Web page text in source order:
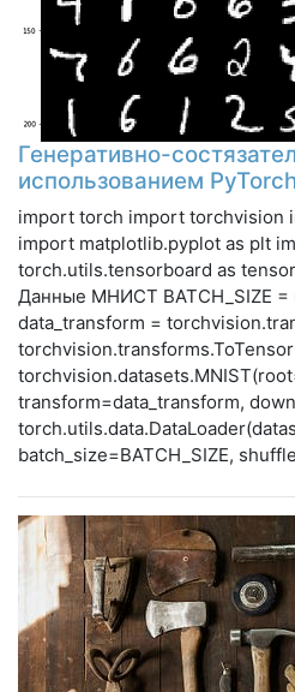
Генеративно-
использованием PyTorch
import torch import torchvision
import matplotlib.pyplot as plt
torch.utils.tensorboard as
Данные МНИСТ BATCH_SIZE =
data_transform =
transform=data_transform,
batch_size=BATCH_SIZE,